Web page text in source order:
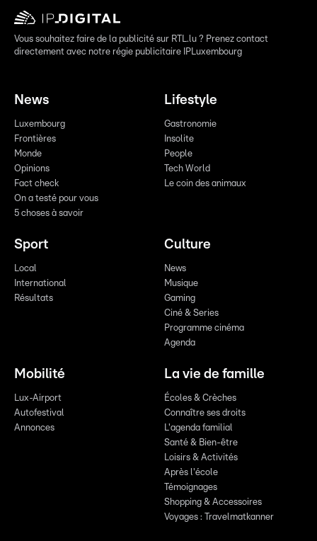
Vous souhaitez faire de la publicité sur RTL.lu ? Prenez contact
directement avec notre régie publicitaire IPLuxembourg
News
Luxembourg
Frontières
Monde
Opinions
Fact check
On a testé pour vous
5 choses à savoir
Lifestyle
Gastronomie
Insolite
People
Tech World
Le coin des animaux
Sport
Local
International
Résultats
Culture
News
Musique
Gaming
Ciné & Series
Programme cinéma
Agenda
Mobilité
Lux-Airport
Autofestival
Annonces
La vie de famille
Écoles & Crèches
Connaître ses droits
L'agenda familial
Santé & Bien-être
Loisirs & Activités
Après l'école
Témoignages
Shopping & Accessoires
Voyages : Travelmatkanner